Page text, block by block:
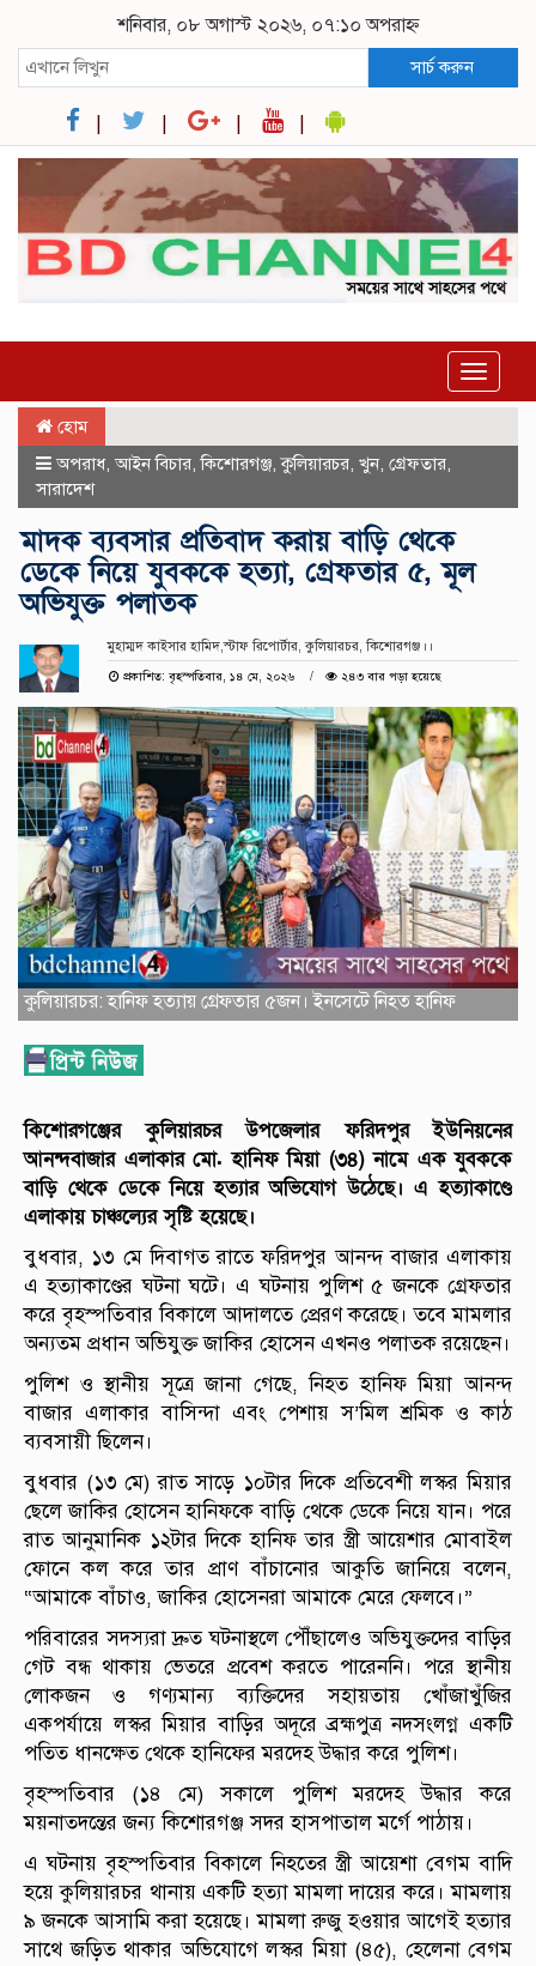
শনিবার, ০৮ অগাস্ট ২০২৬, ০৭:১০ অপরাহ্ন
সার্চ করুন
Toggle
হোম
অপরাধ, আইন বিচার,কিশোরগঞ্জ,কুলিয়ারচর, খুন, গ্রেফতার,
সারাদেশ
মাদক ব্যবসার প্রতিবাদ করায় বাড়ি থেকে
ডেকে নিয়ে যুবককে হত্যা, গ্রেফতার ৫, মূল
অভিযুক্ত পলাতক
মুহাম্মদ কাইসার হামিদ,স্টাফ রিপোর্টার, কুলিয়ারচর, কিশোরগঞ্জ।।
প্রকাশিত: বৃহস্পতিবার, ১৪ মে, ২০২৬
২৪৩ বার পড়া হয়েছে
কুলিয়ারচর: হানিফ হত্যায় গ্রেফতার ৫জন। ইনসেটে নিহত হানিফ
কিশোরগঞ্জের কুলিয়ারচর উপজেলার ফরিদপুর ইউনিয়নের
আনন্দবাজার এলাকার মো. হানিফ মিয়া (৩৪) নামে এক যুবককে
বাড়ি থেকে ডেকে নিয়ে হত্যার অভিযোগ উঠেছে। এ হত্যাকাণ্ডে
এলাকায় চাঞ্চল্যের সৃষ্টি হয়েছে।
বুধবার, ১৩ মে দিবাগত রাতে ফরিদপুর আনন্দ বাজার এলাকায়
এ হত্যাকাণ্ডের ঘটনা ঘটে। এ ঘটনায় পুলিশ ৫ জনকে গ্রেফতার
করে বৃহস্পতিবার বিকালে আদালতে প্রেরণ করেছে। তবে মামলার
অন্যতম প্রধান অভিযুক্ত জাকির হোসেন এখনও পলাতক রয়েছেন।
পুলিশ ও স্থানীয় সূত্রে জানা গেছে, নিহত হানিফ মিয়া আনন্দ
বাজার এলাকার বাসিন্দা এবং পেশায় স’মিল শ্রমিক ও কাঠ
ব্যবসায়ী ছিলেন।
বুধবার (১৩ মে) রাত সাড়ে ১০টার দিকে প্রতিবেশী লস্কর মিয়ার
ছেলে জাকির হোসেন হানিফকে বাড়ি থেকে ডেকে নিয়ে যান। পরে
রাত আনুমানিক ১২টার দিকে হানিফ তার স্ত্রী আয়েশার মোবাইল
ফোনে কল করে তার প্রাণ বাঁচানোর আকুতি জানিয়ে বলেন,
“আমাকে বাঁচাও, জাকির হোসেনরা আমাকে মেরে ফেলবে।”
পরিবারের সদস্যরা দ্রুত ঘটনাস্থলে পৌঁছালেও অভিযুক্তদের বাড়ির
গেট বন্ধ থাকায় ভেতরে প্রবেশ করতে পারেননি। পরে স্থানীয়
লোকজন ও গণ্যমান্য ব্যক্তিদের সহায়তায় খোঁজাখুঁজির
একপর্যায়ে লস্কর মিয়ার বাড়ির অদূরে ব্রহ্মপুত্র নদসংলগ্ন একটি
পতিত ধানক্ষেত থেকে হানিফের মরদেহ উদ্ধার করে পুলিশ।
বৃহস্পতিবার (১৪ মে) সকালে পুলিশ মরদেহ উদ্ধার করে
ময়নাতদন্তের জন্য কিশোরগঞ্জ সদর হাসপাতাল মর্গে পাঠায়।
এ ঘটনায় বৃহস্পতিবার বিকালে নিহতের স্ত্রী আয়েশা বেগম বাদি
হয়ে কুলিয়ারচর থানায় একটি হত্যা মামলা দায়ের করে। মামলায়
৯ জনকে আসামি করা হয়েছে। মামলা রুজু হওয়ার আগেই হত্যার
সাথে জড়িত থাকার অভিযোগে লস্কর মিয়া (৪৫), হেলেনা বেগম